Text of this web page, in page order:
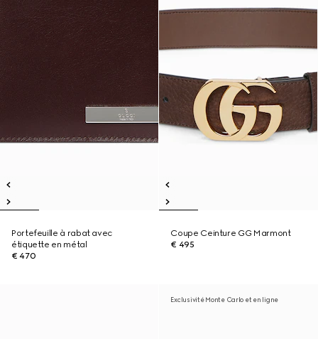
Portefeuille à rabat avec
étiquette en métal
€ 470
Coupe Ceinture GG Marmont
€ 495
Exclusivité Monte Carlo et en ligne